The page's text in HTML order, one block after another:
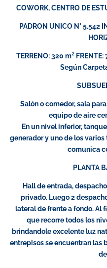
COWORK, CENTRO DE
PADRON UNICO N° 5.542
TERRENO: 320 m²
Según
Salón o comedor, sala
equipo de aire
En un nivel inferior,
generador y uno de los
comunica
PLANTA
Hall de entrada,
privado. Luego 2
lateral de frente a fondo. Al
que recorre todos los
brindandole excelente luz
entrepisos se encuentran las